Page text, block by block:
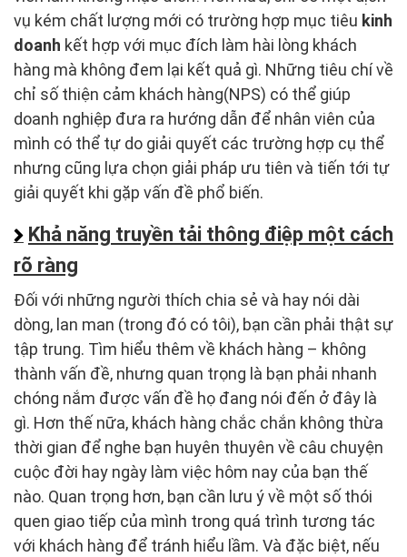
vụ kém chất lượng mới có trường hợp mục tiêu kinh
doanh kết hợp với mục đích làm hài lòng khách
hàng mà không đem lại kết quả gì. Những tiêu chí về
chỉ số thiện cảm khách hàng(NPS) có thể giúp
doanh nghiệp đưa ra hướng dẫn để nhân viên của
mình có thể tự do giải quyết các trường hợp cụ thể
nhưng cũng lựa chọn giải pháp ưu tiên và tiến tới tự
giải quyết khi gặp vấn đề phổ biến.
Khả năng truyền tải thông điệp một cách
rõ ràng
Đối với những người thích chia sẻ và hay nói dài
dòng, lan man (trong đó có tôi), bạn cần phải thật sự
tập trung. Tìm hiểu thêm về khách hàng – không
thành vấn đề, nhưng quan trọng là bạn phải nhanh
chóng nắm được vấn đề họ đang nói đến ở đây là
gì. Hơn thế nữa, khách hàng chắc chắn không thừa
thời gian để nghe bạn huyên thuyên về câu chuyện
cuộc đời hay ngày làm việc hôm nay của bạn thế
nào. Quan trọng hơn, bạn cần lưu ý về một số thói
quen giao tiếp của mình trong quá trình tương tác
với khách hàng để tránh hiểu lầm. Và đặc biệt, nếu